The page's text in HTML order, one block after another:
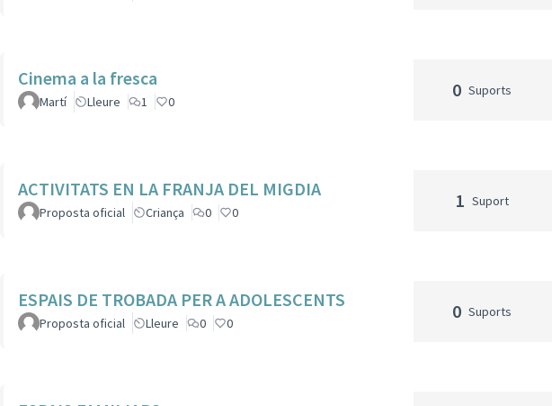
Cinema a la fresca
Martí Lleure 1 0
0 Suports
ACTIVITATS EN LA FRANJA DEL MIGDIA
Proposta oficial Criança 0 0
1 Suport
ESPAIS DE TROBADA PER A ADOLESCENTS
Proposta oficial Lleure 0 0
0 Suports